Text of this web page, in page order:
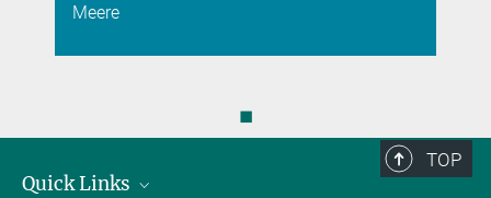
Meere
◼
TOP
Quick Links